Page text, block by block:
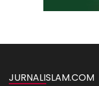
JURNALISLAM.COM